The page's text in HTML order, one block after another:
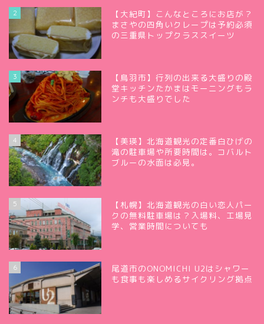
2
【大紀町】こんなところにお店が？
まさやの四角いクレープは予約必須
の三重県トップクラススイーツ
3
【鳥羽市】行列の出来る大盛りの殿
堂キッチンたかまはモーニングもラ
ンチも大盛りでした
4
【美瑛】北海道観光の定番白ひげの
滝の駐車場や所要時間は。コバルト
ブルーの水面は必見。
5
【札幌】北海道観光の白い恋人パー
クの無料駐車場は？入場料、工場見
学、営業時間についても
6
尾道市のONOMICHI U2はシャワー
も食事も楽しめるサイクリング拠点